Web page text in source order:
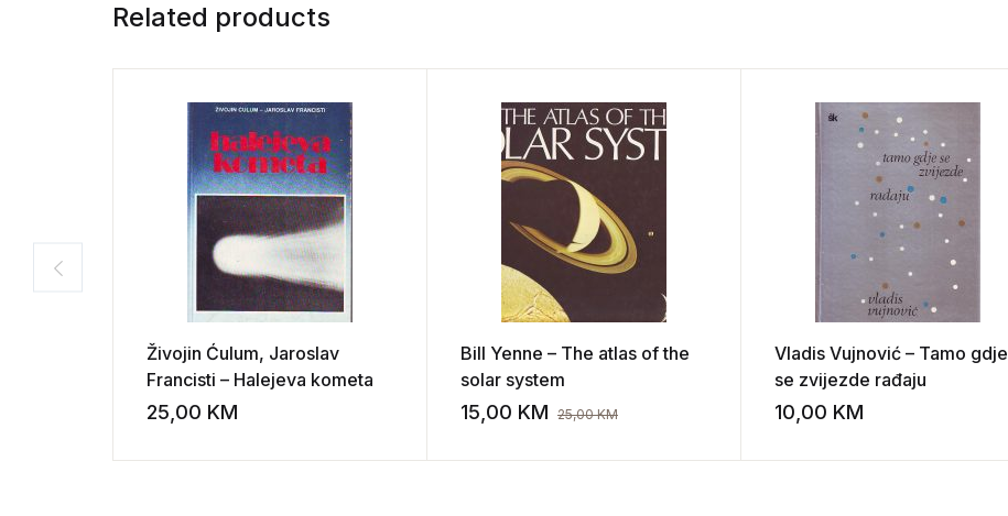
Related products
Živojin Ćulum, Jaroslav
Francisti – Halejeva kometa
25,00 KM Add to wishlist
Bill Yenne – The atlas of the
solar system
15,00 KM 25,00KM Add to wishlist
Vladis Vujnović – Tamo gdje
se zvijezde rađaju
10,00 KM